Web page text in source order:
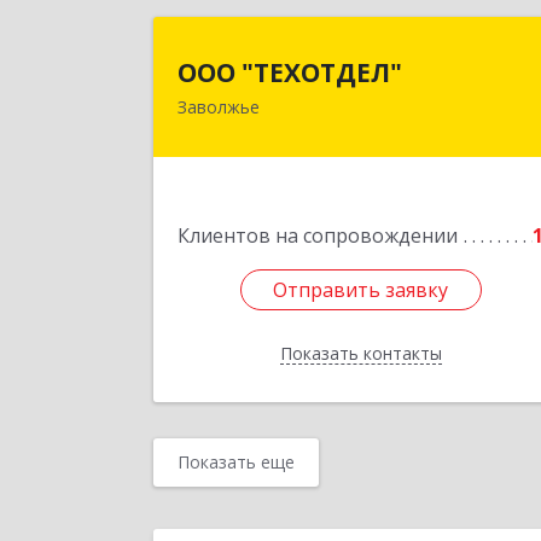
ООО "ТЕХОТДЕЛ"
Заволжье
Клиентов на сопровождении 1
Отправить заявку
Показать контакты
Отправить заявку
Назад
Показать еще